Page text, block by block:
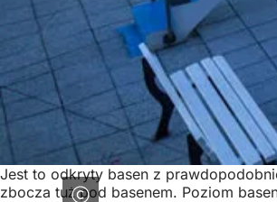
Jest to odkryty basen z
zbocza tuż pod basenem. Poziom